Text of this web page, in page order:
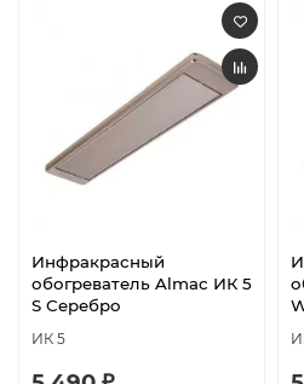
Инфракрасный
обогреватель Almac ИК 5
S Серебро
ИК 5